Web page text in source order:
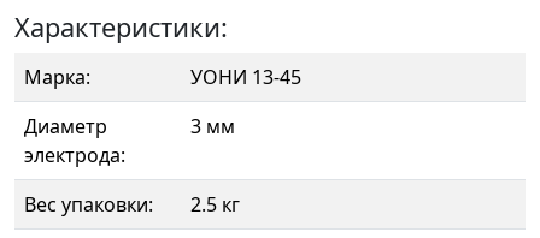
Характеристики:
Марка:
УОНИ 13-45
Диаметр
электрода:
3 мм
Вес упаковки:
2.5 кг